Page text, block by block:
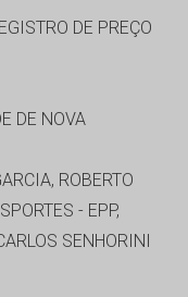
DE PREÇO
DE NOVA
ROBERTO
- EPP,
SENHORINI